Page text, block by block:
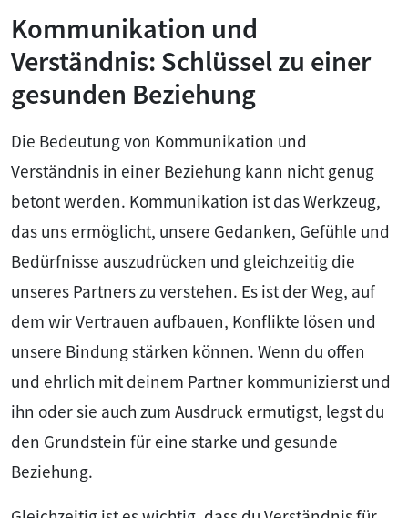
Kommunikation und
Verständnis: Schlüssel zu einer
gesunden Beziehung
Die Bedeutung von Kommunikation und
Verständnis in einer Beziehung kann nicht genug
betont werden. Kommunikation ist das Werkzeug,
das uns ermöglicht, unsere Gedanken, Gefühle und
Bedürfnisse auszudrücken und gleichzeitig die
unseres Partners zu verstehen. Es ist der Weg, auf
dem wir Vertrauen aufbauen, Konflikte lösen und
unsere Bindung stärken können. Wenn du offen
und ehrlich mit deinem Partner kommunizierst und
ihn oder sie auch zum Ausdruck ermutigst, legst du
den Grundstein für eine starke und gesunde
Beziehung.